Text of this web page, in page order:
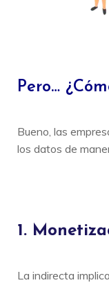
Pero…
Bueno, las
los datos de
1.
La indirecta